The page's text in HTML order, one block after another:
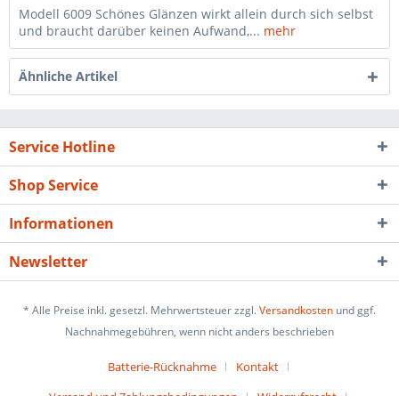
Modell 6009 Schönes Glänzen wirkt allein durch sich selbst
und braucht darüber keinen Aufwand,... mehr
Ähnliche Artikel
Service Hotline
Shop Service
Informationen
Newsletter
* Alle Preise inkl. gesetzl. Mehrwertsteuer zzgl.Versandkosten und ggf.
Nachnahmegebühren, wenn nicht anders beschrieben
Batterie-Rücknahme
Kontakt